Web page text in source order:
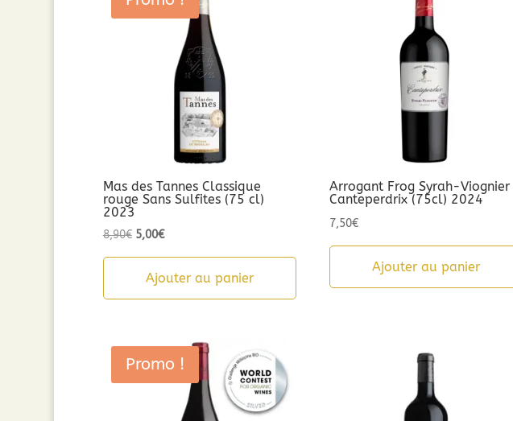
Mas des Tannes Classique
rouge Sans Sulfites (75 cl)
2023
8,90€ Le
initial
était :
5,00€Le
actuel
Ajouter au panier
Arrogant Frog Syrah-Viognier
Canteperdrix (75cl) 2024
7,50€
Ajouter au panier
Promo !